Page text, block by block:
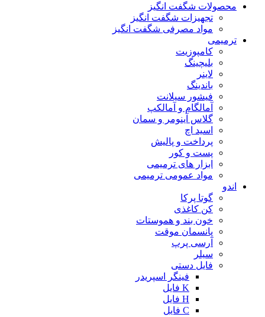
محصولات شگفت انگیز
تجهیزات شگفت انگیز
مواد مصرفی شگفت انگیز
ترمیمی
کامپوزیت
بلیچینگ
لاینر
باندینگ
فیشور سیلانت
آمالگام و آمالکپ
گلاس آینومر و سمان
اسید اچ
پرداخت و پالیش
پست و کور
ابزار های ترمیمی
مواد عمومی ترمیمی
اندو
گوتا پرکا
کن کاغذی
خون بند و هموستات
پانسمان موقت
آرسی پرپ
سیلر
فایل دستی
فینگر اسپریدر
K فایل
H فایل
C فایل